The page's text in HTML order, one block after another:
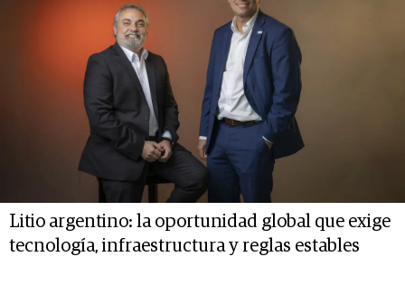
Litio argentino: la oportunidad global que exige
tecnología, infraestructura y reglas estables